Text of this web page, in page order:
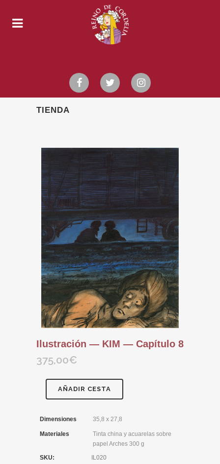
TIENDA
Ilustración — KIM — Capítulo 8
375,00€
AÑADIR CESTA
Dimensiones 35,8 x 27,8
Materiales
Tinta china y acuarelas sobre
papel Arches 300 g
SKU:
IL020